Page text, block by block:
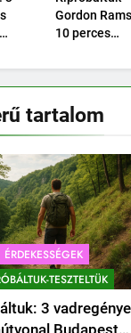
kell
Gordon
10 perces
Tényleg
10 perc
tartalom
ÉRDEKESSÉGEK
TESZTELTÜK
3